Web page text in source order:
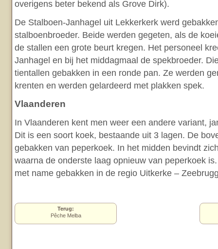
overigens beter bekend als Grove Dirk).
De Stalboen-Janhagel uit Lekkerkerk werd
stalboenbroeder. Beide werden gegeten, als de
de stallen een grote beurt kregen. Het personeel
Janhagel en bij het middagmaal de spekbroeder.
tientallen gebakken in een ronde pan. Ze werden
krenten en werden gelardeerd met plakken spek.
Vlaanderen
In Vlaanderen kent men weer een andere variant,
Dit is een soort koek, bestaande uit 3 lagen. De
gebakken van peperkoek. In het midden bevindt
waarna de onderste laag opnieuw van peperkoek
met name gebakken in de regio Uitkerke –
Terug:
Pêche Melba